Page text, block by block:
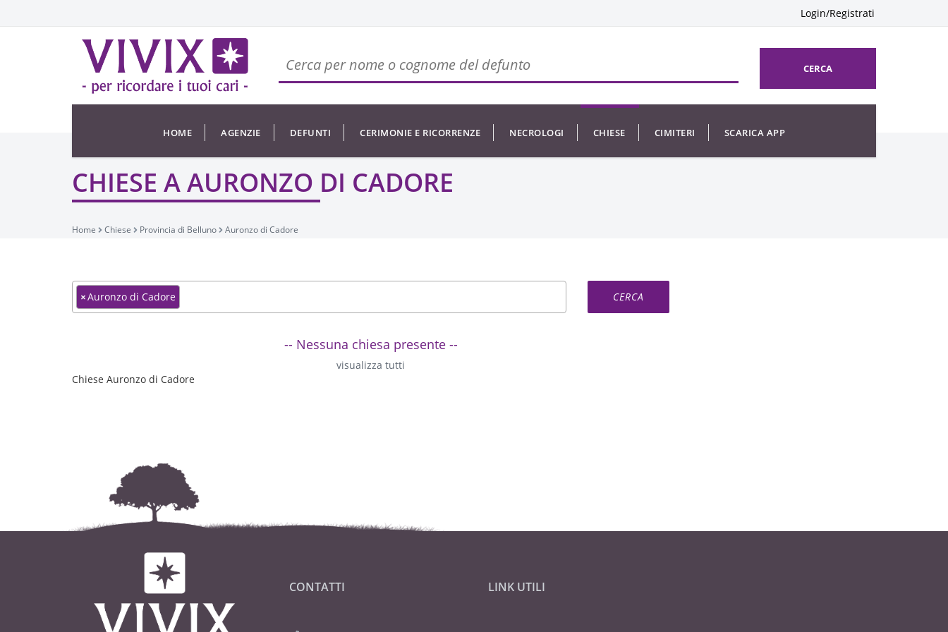
Login/Registrati
CERCA
HOME AGENZIE DEFUNTI CERIMONIE E RICORRENZE NECROLOGI CHIESE CIMITERI SCARICA APP
CHIESE A AURONZO DI CADORE
Home Chiese Provincia di Belluno Auronzo di Cadore
×Auronzo di Cadore
-- Nessuna chiesa presente --
visualizza tutti
Chiese Auronzo di Cadore
CONTATTI LINK UTILI